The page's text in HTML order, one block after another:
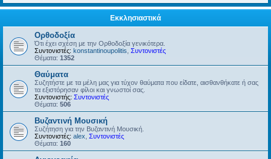
Εκκλησιαστικά
Ορθοδοξία
Ότι έχει σχέση με την Ορθοδοξία γενικότερα.
Συντονιστές: konstantinoupolitis Συντονιστές
Θέματα: 1352
Θαύματα
Συζητήστε με τα μέλη μας για τύχον θαύματα που είδατε, αισθανθήκατε ή σας
τα εξιστόρησαν φίλοι και γνωστοί σας.
Συντονιστής: Συντονιστές
Θέματα: 506
Βυζαντινή Μουσική
Συζήτηση για την Βυζαντινή Μουσική.
Συντονιστές: alex Συντονιστές
Θέματα: 160